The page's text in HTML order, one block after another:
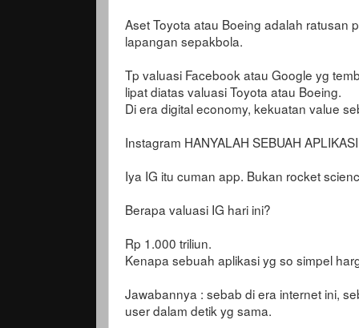
Aset Toyota atau Boeing adalah ratusan
lapangan sepakbola.
Tp valuasi Facebook atau Google yg
lipat diatas valuasi Toyota atau Boeing.
Di era digital economy, kekuatan value
Instagram HANYALAH SEBUAH
Iya IG itu cuman app. Bukan rocket
Berapa valuasi IG hari ini?
Rp 1.000 triliun.
Kenapa sebuah aplikasi yg so simpel
Jawabannya : sebab di era internet ini,
user dalam detik yg sama.